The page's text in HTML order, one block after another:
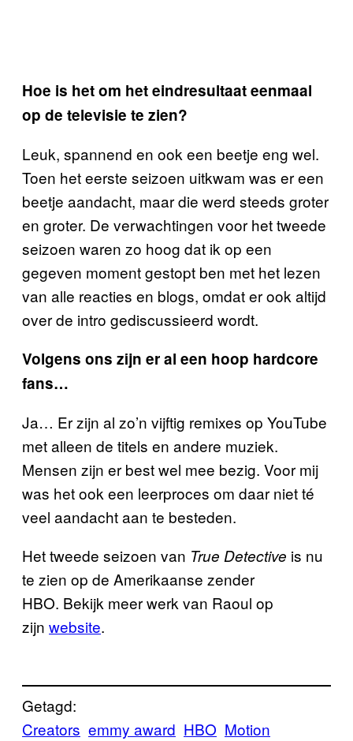
Hoe is het om het eindresultaat eenmaal
op de televisie te zien?
Leuk, spannend en ook een beetje eng wel.
Toen het eerste seizoen uitkwam was er een
beetje aandacht, maar die werd steeds groter
en groter. De verwachtingen voor het tweede
seizoen waren zo hoog dat ik op een
gegeven moment gestopt ben met het lezen
van alle reacties en blogs, omdat er ook altijd
over de intro gediscussieerd wordt.
Volgens ons zijn er al een hoop hardcore
fans…
Ja… Er zijn al zo’n vijftig remixes op YouTube
met alleen de titels en andere muziek.
Mensen zijn er best wel mee bezig. Voor mij
was het ook een leerproces om daar niet té
veel aandacht aan te besteden.
Het tweede seizoen van True Detective is nu
te zien op de Amerikaanse zender
HBO. Bekijk meer werk van Raoul op
zijn website.
Getagd:
Creators emmy award HBO Motion